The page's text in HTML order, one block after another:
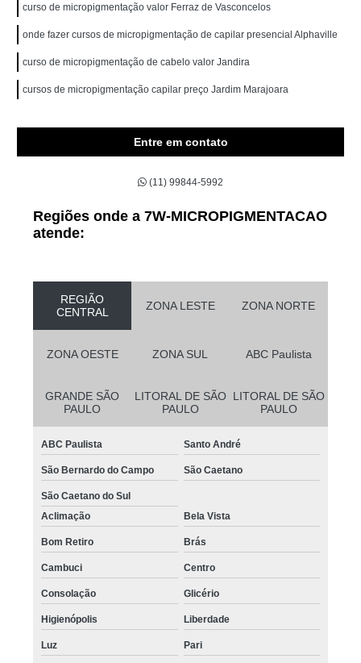
curso de micropigmentação valor Ferraz de Vasconcelos
onde fazer cursos de micropigmentação de capilar presencial Alphaville
curso de micropigmentação de cabelo valor Jandira
cursos de micropigmentação capilar preço Jardim Marajoara
Entre em contato
(11) 99844-5992
Regiões onde a 7W-MICROPIGMENTACAO
atende:
REGIÃO
CENTRAL
ZONA LESTE ZONA NORTE
ZONA OESTE ZONA SUL ABC Paulista
GRANDE SÃO
PAULO
LITORAL DE SÃO
PAULO
LITORAL DE SÃO
PAULO
ABC Paulista Santo André
São Bernardo do Campo São Caetano
São Caetano do Sul
Aclimação
Bela Vista
Bom Retiro Brás
Cambuci Centro
Consolação Glicério
Higienópolis Liberdade
Luz Pari